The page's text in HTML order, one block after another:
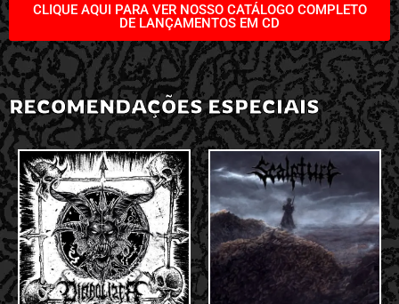
CLIQUE AQUI PARA VER NOSSO CATÁLOGO COMPLETO
DE LANÇAMENTOS EM CD
RECOMENDAÇÕES ESPECIAIS